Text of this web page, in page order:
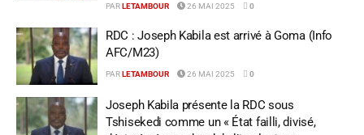
PARLETAMBOUR 26 MAI 2025 0
RDC : Joseph Kabila est arrivé à Goma (Info
AFC/M23)
PARLETAMBOUR 26 MAI 2025 0
Joseph Kabila présente la RDC sous
Tshisekedi comme un « État failli, divisé,